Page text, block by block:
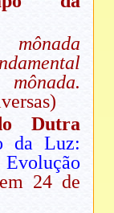
mônada
mônada.
Dutra
da Luz:
24 de